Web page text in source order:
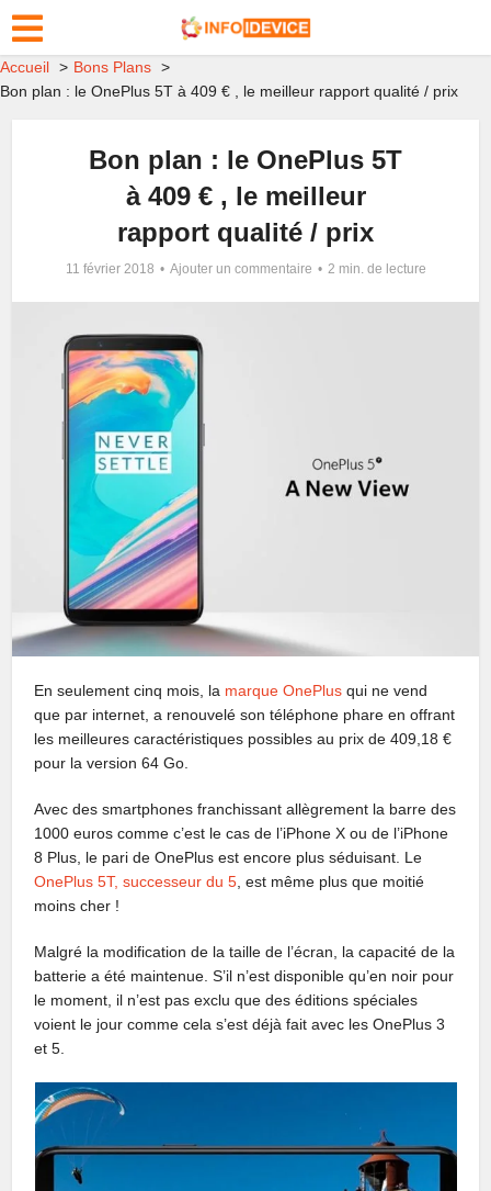
Accueil
Bons Plans
Bon plan : le OnePlus 5T à 409 € , le meilleur rapport qualité / prix
Bon plan : le OnePlus 5T
à 409 € , le meilleur
rapport qualité / prix
11 février 2018 Ajouter un commentaire 2 min. de lecture
En seulement cinq mois, la marque OnePlus qui ne vend
que par internet, a renouvelé son téléphone phare en offrant
les meilleures caractéristiques possibles au prix de 409,18 €
pour la version 64 Go.
Avec des smartphones franchissant allègrement la barre des
1000 euros comme c’est le cas de l’iPhone X ou de l’iPhone
8 Plus, le pari de OnePlus est encore plus séduisant. Le
OnePlus 5T, successeur du 5 , est même plus que moitié
moins cher !
Malgré la modification de la taille de l’écran, la capacité de la
batterie a été maintenue. S’il n’est disponible qu’en noir pour
le moment, il n’est pas exclu que des éditions spéciales
voient le jour comme cela s’est déjà fait avec les OnePlus 3
et 5.